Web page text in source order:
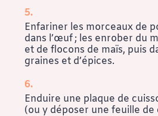
Enfariner les morceaux de
dans l’œuf ; les enrober du
et de flocons de maïs, puis
graines et d’épices.
Enduire une plaque de
(ou y déposer une feuille